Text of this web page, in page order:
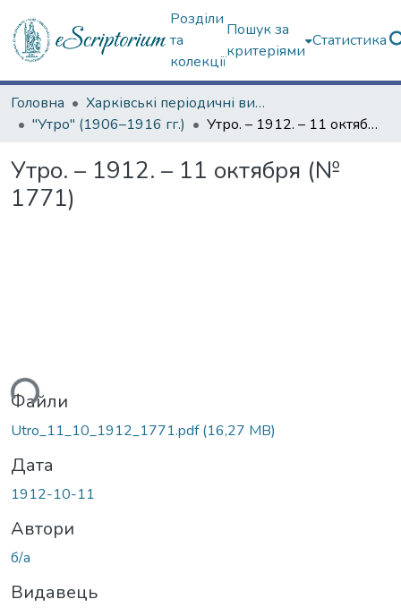
Розділи
та
колекції
Пошук за
критеріями
Статистика
Головна
Харківські періодичні видання
"Утро" (1906–1916 гг.)
Утро. – 1912. – 11 октября (№ 1771)
Утро. – 1912. – 11 октября (№
1771)
Файли
Utro_11_10_1912_1771.pdf(16,27 MB)
Дата
1912-10-11
Автори
б/а
Видавець